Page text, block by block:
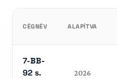
CÉGNÉV ALAPÍTVA
7-BB-
92 s.
2026